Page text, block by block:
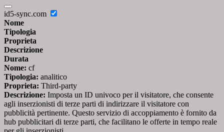
id5-sync.com
Nome
Tipologia
Proprieta
Descrizione
Durata
Nome: cf
Tipologia: analitico
Proprieta: Third-party
Descrizione: Imposta un ID univoco per il visitatore, che consente
agli inserzionisti di terze parti di indirizzare il visitatore con
pubblicità pertinente. Questo servizio di accoppiamento è fornito da
hub pubblicitari di terze parti, che facilitano le offerte in tempo reale